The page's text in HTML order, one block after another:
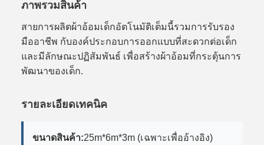
ภาพรวมสินค้า
สายการผลิตผ้าอ้อมเด็กอัตโนมัติเต็มนี้รวมการรับรอง
มืออาชีพ กับองค์ประกอบการออกแบบที่สะดวกต่อเด็ก
และมีลักษณะปฏิสัมพันธ์ เพื่อสร้างผ้าอ้อมที่กระตุ้นการ
พัฒนาของเด็ก.
รายละเอียดเทคนิค
ขนาดสินค้า:25m*6m*3m (เฉพาะเพื่ออ้างอิง)